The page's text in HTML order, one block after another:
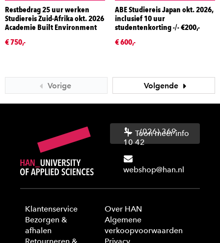
Restbedrag 25 uur werken
Studiereis Zuid-Afrika okt. 2026
Academie Built Environment
€ 750,-
ABE Studiereis Japan okt. 2026,
inclusief 10 uur
studentenkorting -/- €200,-
€ 600,-
Vorige Volgende
(026) 369
10 42
webshop@han.nl
Toon meer info
Klantenservice
Bezorgen &
afhalen
Over HAN
Algemene
verkoopvoorwaarden